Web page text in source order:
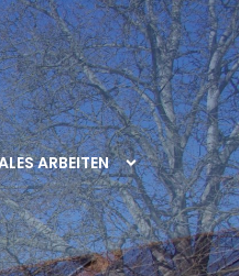
ARBEITEN